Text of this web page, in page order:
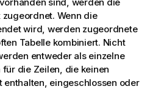
Wenn die
wird, werden zugeordnete
Tabelle kombiniert. Nicht
entweder als einzelne
die Zeilen, die keinen
enthalten, eingeschlossen oder